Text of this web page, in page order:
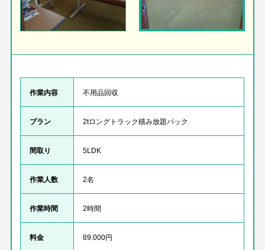
作業内容 不用品回収
プラン 2tロングトラック積み放題パック
間取り 5LDK
作業人数 2名
作業時間 2時間
料金 89.000円